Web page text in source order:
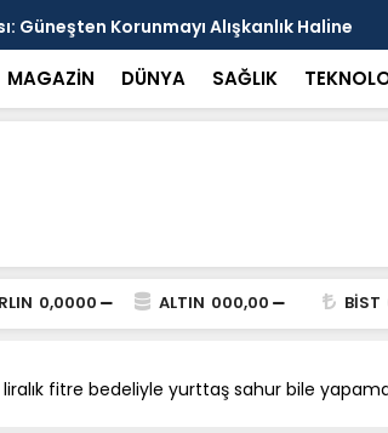
Korunmayı Alışkanlık Haline
MAGAZİN DÜNYA SAĞLIK
0,0000 ALTIN 000,00 BİST
fitre bedeliyle yurttaş sahur bile